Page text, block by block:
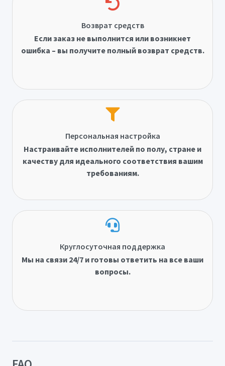
Возврат средств
Если заказ не выполнится или возникнет
ошибка – вы получите полный возврат средств.
Персональная настройка
Настраивайте исполнителей по полу, стране и
качеству для идеального соответствия вашим
требованиям.
Круглосуточная поддержка
Мы на связи 24/7 и готовы ответить на все ваши
вопросы.